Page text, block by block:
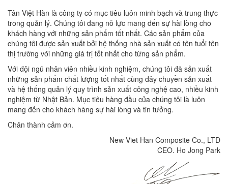
Tân Việt Hàn là công ty có mục tiêu luôn minh bạch và trung thực
trong quản lý. Chúng tôi đang nỗ lực mang đến sự hài lòng cho
khách hàng với những sản phẩm tốt nhất. Các sản phẩm của
chúng tôi được sản xuất bởi hệ thống nhà sản xuất có tên tuổi tên
thị trường với những giá trị tốt nhất cho từng sản phẩm.
Với đội ngũ nhân viên nhiều kinh nghiệm, chúng tôi đã sản xuất
những sản phẩm chất lượng tốt nhất cùng dây chuyền sản xuất
và hệ thống quản lý quy trình sản xuất công nghệ cao, nhiều kinh
nghiệm từ Nhật Bản. Mục tiêu hàng đầu của chúng tôi là luôn
mang đến cho khách hàng sự hài lòng và tin tưởng.
Chân thành cảm ơn.
New Viet Han Composite Co., LTD
CEO. Ho Jong Park